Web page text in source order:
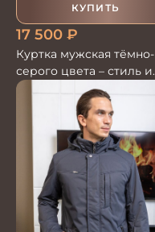
КУПИТЬ
17 500 ₽
Куртка мужская тёмно-
серого цвета – стиль и
комфорт для
повседневной носки